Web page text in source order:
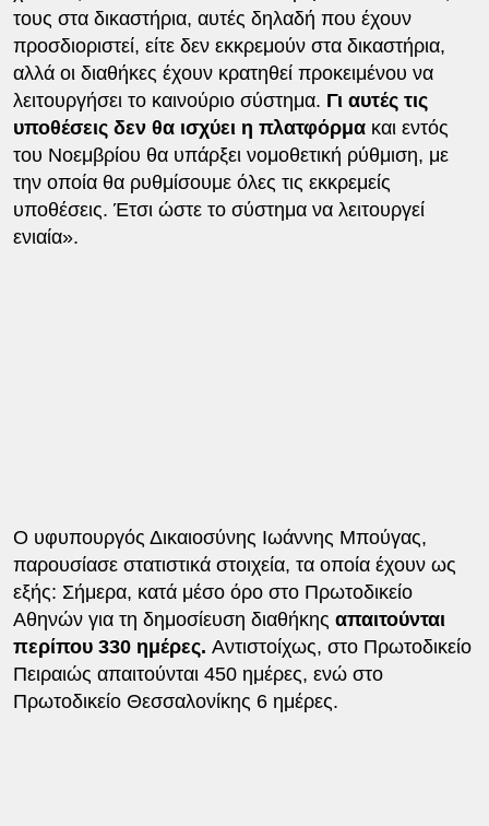
τους στα δικαστήρια, αυτές δηλαδή που έχουν
προσδιοριστεί, είτε δεν εκκρεμούν στα δικαστήρια,
αλλά οι διαθήκες έχουν κρατηθεί προκειμένου να
λειτουργήσει το καινούριο σύστημα. Γι αυτές τις
υποθέσεις δεν θα ισχύει η πλατφόρμακαι εντός
του Νοεμβρίου θα υπάρξει νομοθετική ρύθμιση, με
την οποία θα ρυθμίσουμε όλες τις εκκρεμείς
υποθέσεις. Έτσι ώστε το σύστημα να λειτουργεί
ενιαία».
Ο υφυπουργός Δικαιοσύνης Ιωάννης Μπούγας,
παρουσίασε στατιστικά στοιχεία, τα οποία έχουν ως
εξής: Σήμερα, κατά μέσο όρο στο Πρωτοδικείο
Αθηνών για τη δημοσίευση διαθήκης απαιτούνται
περίπου 330 ημέρες. Αντιστοίχως, στο Πρωτοδικείο
Πειραιώς απαιτούνται 450 ημέρες, ενώ στο
Πρωτοδικείο Θεσσαλονίκης 6 ημέρες.